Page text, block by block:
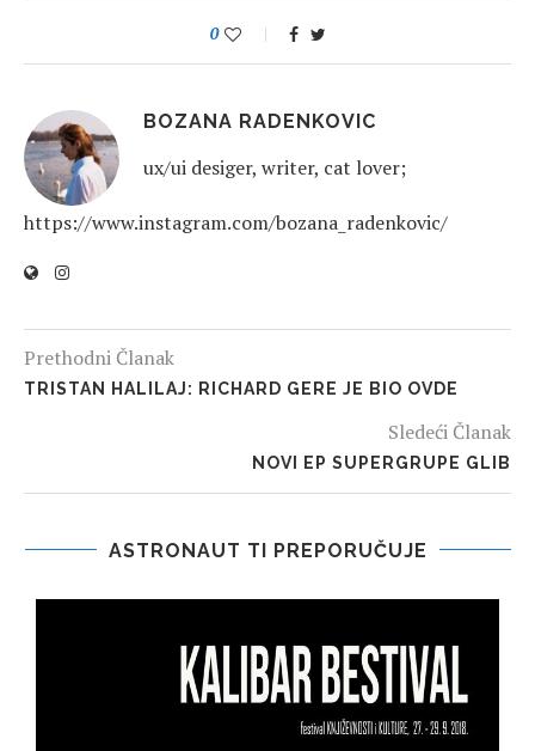
0
BOZANA RADENKOVIC
ux/ui desiger, writer, cat lover;
https://www.instagram.com/bozana_radenkovic/
Prethodni Članak
TRISTAN HALILAJ: RICHARD GERE JE BIO OVDE
Sledeći Članak
NOVI EP SUPERGRUPE GLIB
ASTRONAUT TI PREPORUČUJE